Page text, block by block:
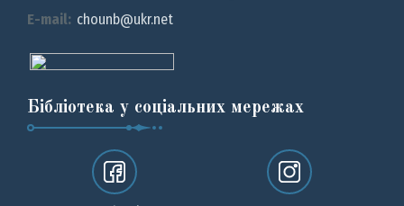
E-mail: chounb@ukr.net
Бібліотека у соціальних мережах